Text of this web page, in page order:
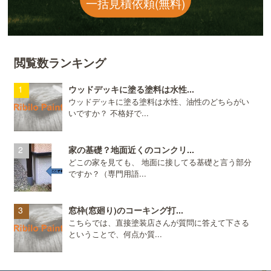
閲覧数ランキング
ウッドデッキに塗る塗料は水性...
ウッドデッキに塗る塗料は水性、油性のどちらがい
いですか？ 不格好で...
家の基礎？地面近くのコンクリ...
どこの家を見ても、 地面に接してる基礎と言う部分
ですか？（専門用語...
窓枠(窓廻り)のコーキング打...
こちらでは、直接塗装店さんが質問に答えて下さる
ということで、何点か質...